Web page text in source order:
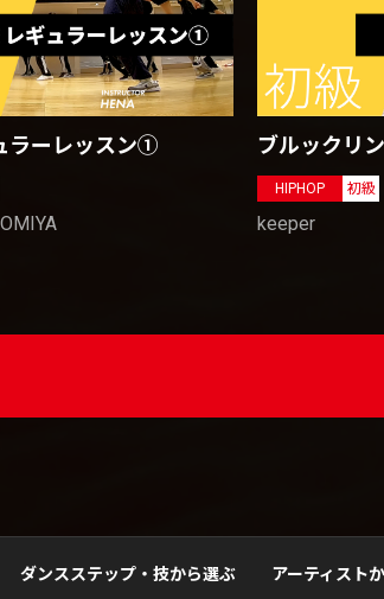
ラーレッスン① ブルックリン
HIPHOP 初級
keeper
ダンスステップ・技から選ぶ アーティスト